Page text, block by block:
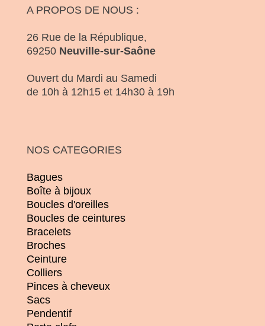
A PROPOS DE NOUS :
26 Rue de la République,
69250 Neuville-sur-Saône
Ouvert du Mardi au Samedi
de 10h à 12h15 et 14h30 à 19h
NOS CATEGORIES
Bagues
Boîte à bijoux
Boucles d'oreilles
Boucles de ceintures
Bracelets
Broches
Ceinture
Colliers
Pinces à cheveux
Sacs
Pendentif